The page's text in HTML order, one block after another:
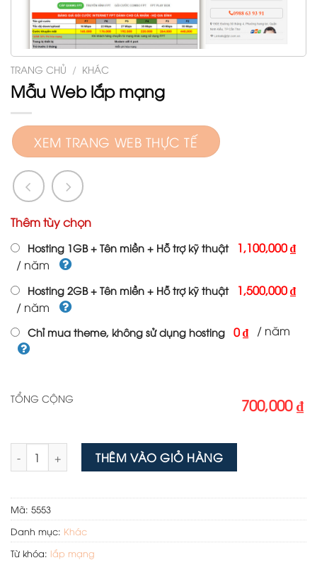
TRANG CHỦ / KHÁC
Mẫu Web lắp mạng
XEM TRANG WEB THỰC TẾ
Thêm tùy chọn
Hosting 1GB + Tên miền + Hỗ trợ kỹ thuật
1,100,000 ₫
/ năm
Hosting 2GB + Tên miền + Hỗ trợ kỹ thuật
1,500,000 ₫
/ năm
Chỉ mua theme, không sử dụng hosting 0 ₫ / năm
TỔNG CỘNG 700,000 ₫
Mẫu Web lắp mạng số lượngTHÊM VÀO GIỎ HÀNG
Mã: 5553
Danh mục: Khác
Từ khóa: lắp mạng